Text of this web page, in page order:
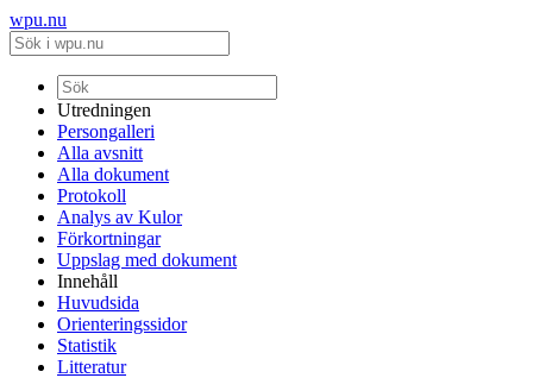
wpu.nu
Utredningen
Persongalleri
Alla avsnitt
Alla dokument
Protokoll
Analys av Kulor
Förkortningar
Uppslag med dokument
Innehåll
Huvudsida
Orienteringssidor
Statistik
Litteratur